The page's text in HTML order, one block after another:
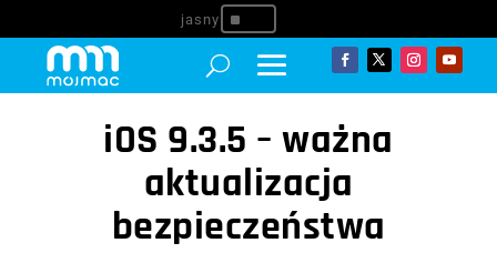
^
iOS 9.3.5 – ważna
aktualizacja
bezpieczeństwa